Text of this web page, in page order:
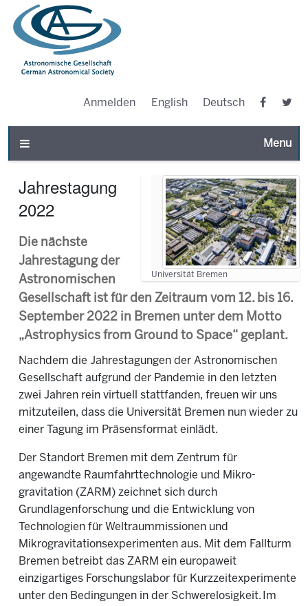
Anmelden English Deutsch
Toggle
Universität Bremen
Jahrestagung
2022
Die nächste
Jahrestagung der
Astronomischen
Gesellschaft ist für den Zeitraum vom 12. bis 16.
September 2022 in Bremen unter dem Motto
„Astrophysics from Ground to Space“ geplant.
Nachdem die Jahrestagungen der Astronomischen
Gesellschaft aufgrund der Pandemie in den letzten
zwei Jahren rein virtuell stattfanden, freuen wir uns
mitzuteilen, dass die Universität Bremen nun wieder zu
einer Tagung im Präsensformat einlädt.
Der Standort Bremen mit dem Zentrum für
angewandte Raumfahrt­technologie und Mikro­
gravitation (ZARM) zeichnet sich durch
Grundlagenforschung und die Entwicklung von
Technologien für Weltraummissionen und
Mikrogravitationsexperimenten aus. Mit dem Fallturm
Bremen betreibt das ZARM ein europaweit
einzigartiges Forschungslabor für Kurzzeitexperimente
unter den Bedingungen in der Schwerelosigkeit. Im